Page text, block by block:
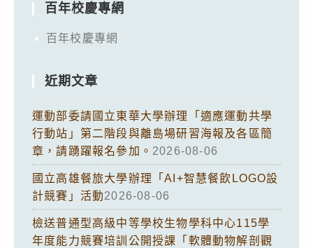
百年校慶專網
百年校慶專網
近期文章
運動部委請國立東華大學辦理「適應運動共學
行動站」第二階段與離島場研習海報及各區簡
章，請踴躍報名參加。 2026-08-06
國立高雄餐旅大學辦理「AI+智慧餐飲LOGO設
計競賽」活動2026-08-06
檢送普通型高級中等學校生物學科中心115學
年度能力競賽培訓公開授課「軟體動物解剖觀